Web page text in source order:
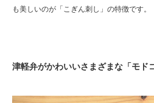
も美しいのが「こぎん刺し」の特徴です。
津軽弁がかわいいさまざまな「モド